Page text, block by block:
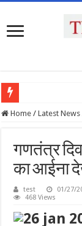
प्रदेश के सभी उच्च शिक्षण
Home / Latest News
गणतंत्र
का आईना
test 01/27/
468 Views